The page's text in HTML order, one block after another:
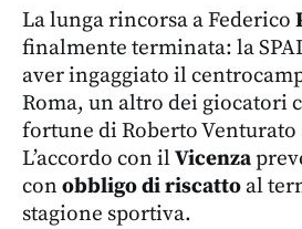
La lunga rincorsa a Federico
finalmente terminata: la
aver ingaggiato il
Roma, un altro dei giocatori
fortune di Roberto Venturato
L’accordo con ilVicenza
con obbligo di riscatto al
stagione sportiva.